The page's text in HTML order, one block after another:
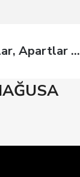
Apartlar …